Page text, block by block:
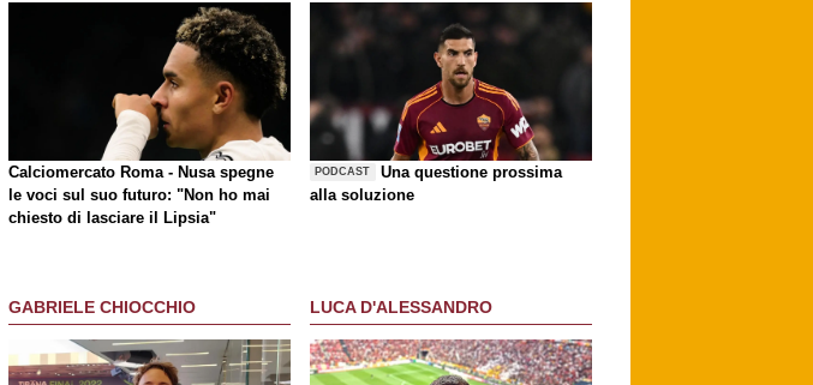
Calciomercato Roma - Nusa spegne
le voci sul suo futuro: "Non ho mai
chiesto di lasciare il Lipsia"
PODCAST
Una questione prossima
alla soluzione
GABRIELE CHIOCCHIO LUCA D'ALESSANDRO